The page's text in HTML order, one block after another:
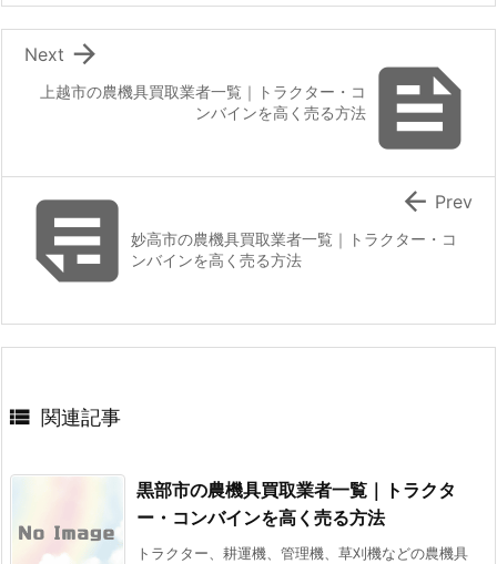

上越市の農機具買取業者一覧｜トラクター・コ
ンバインを高く売る方法

Next
妙高市の農機具買取業者一覧｜トラクター・コ
ンバインを高く売る方法
 Prev
 関連記事
黒部市の農機具買取業者一覧｜トラクタ
ー・コンバインを高く売る方法
トラクター、耕運機、管理機、草刈機などの農機具